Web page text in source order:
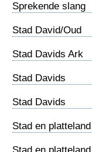
Sprekende slang
Stad David/Oud
Stad Davids Ark
Stad Davids
Stad Davids
Stad en platteland